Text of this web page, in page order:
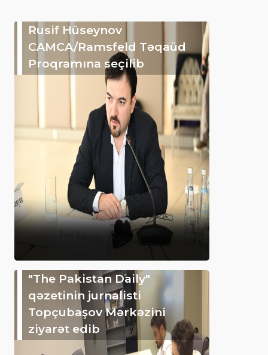
Rusif Hüseynov
CAMCA/Ramsfeld Təqaüd
Proqramına seçilib
"The Pakistan Daily"
qəzetinin jurnalisti
Topçubaşov Mərkəzini
ziyarət edib